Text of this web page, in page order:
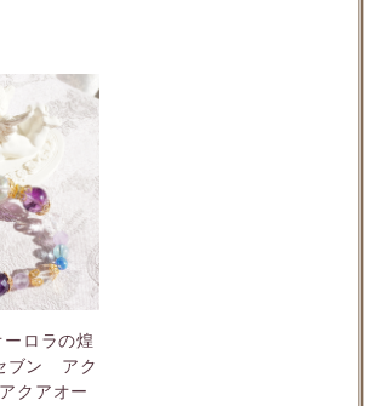
ロラの煌
ブン アク
クアオー